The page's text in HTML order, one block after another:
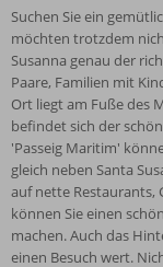
Kulturliebhaber
der
Entdecken Sie
oder steigen Sie in
Mar oder sogar
dem Parque Güell,
Restaurants.
Suchen Sie ein
möchten trotzdem
Susanna genau der
Paare, Familien mit
Ort liegt am Fuße des
befindet sich der
'Passeig Maritim'
gleich neben Santa
auf nette Restaurants,
können Sie einen
machen. Auch das
einen Besuch wert.